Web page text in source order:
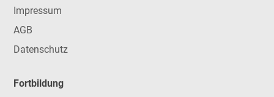
Impressum
AGB
Datenschutz
Fortbildung